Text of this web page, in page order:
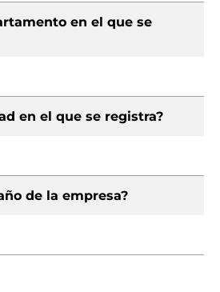
en el que se
en el que se registra?
de la empresa?